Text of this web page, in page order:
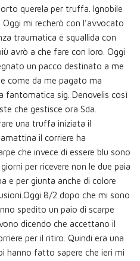
querela per truffa. Ignobile
mi recherò con l’avvocato
traumatica è squallida con
avrò a che fare con loro. Oggi
un pacco destinato a me
come da me pagato ma
sig. Denovelis così
che gestisce ora Sda.
una truffa iniziata il
il corriere ha
che invece di essere blu sono
per ricevere non le due paia
e per giunta anche di colore
8/2 dopo che mi sono
spedito un paio di scarpe
dicendo che accettano il
per il ritiro. Quindi era una
hanno fatto sapere che ieri mi